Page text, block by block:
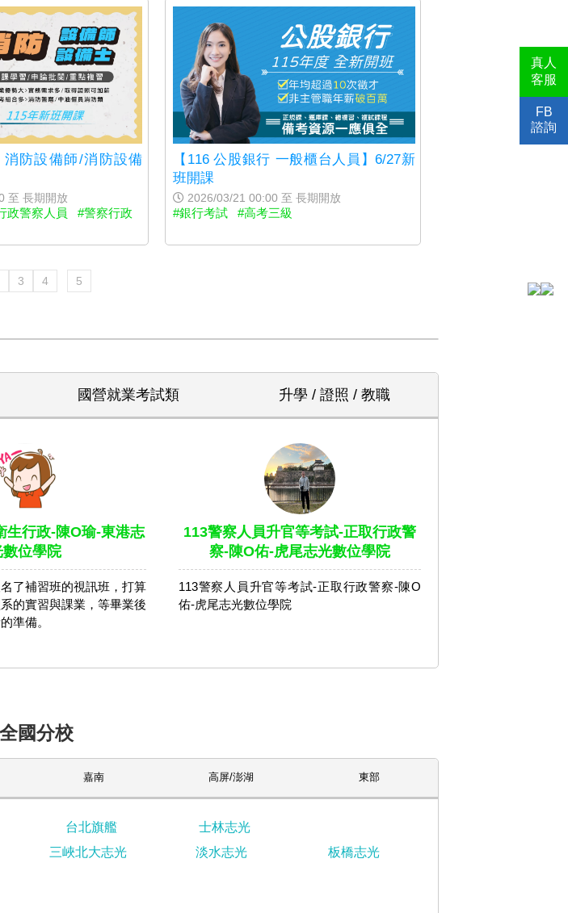
真人
客服
FB
諮詢
消防設備師/消防設備
至 長期開放
政警察人員
#警察行政
【116 公股銀行 一般櫃台人員】6/27新
班開課
2026/03/21 00:00 至 長期開放
#銀行考試 #高考三級
3 4 5
國營就業考試類 升學 / 證照 / 教職
生行政-陳O瑜-東港志
數位學院
了補習班的視訊班，打算
的實習與課業，等畢業後
準備。
113警察人員升官等考試-正取行政警
察-陳O佑-虎尾志光數位學院
113警察人員升官等考試-正取行政警察-陳O
佑-虎尾志光數位學院
國分校
嘉南 高屏/澎湖 東部
台北旗艦
士林志光
三峽北大志光 淡水志光
板橋志光